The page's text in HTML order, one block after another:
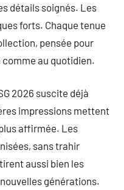
détails soignés. Les
forts. Chaque tenue
pensée pour
au quotidien.
2026 suscite déjà
impressions mettent
affirmée. Les
sans trahir
aussi bien les
générations.